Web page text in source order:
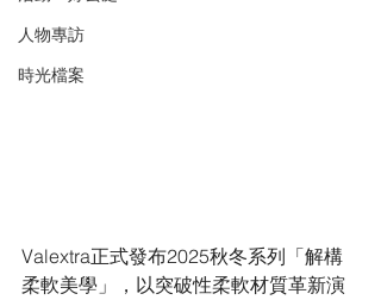
人物專訪
時光檔案
Valextra正式發布2025秋冬系列「解構
柔軟美學」，以突破性柔軟材質革新演